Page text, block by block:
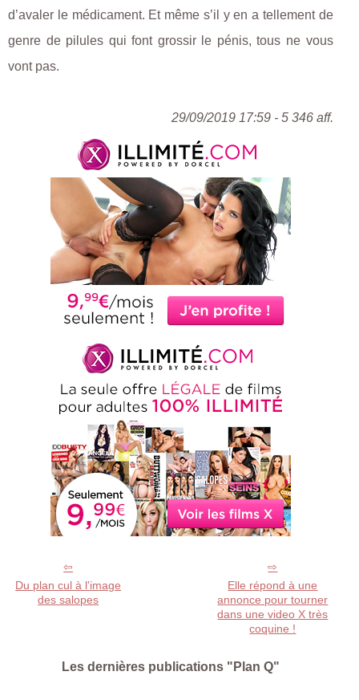
d’avaler le médicament. Et même s’il y en a tellement de
genre de pilules qui font grossir le pénis, tous ne vous
vont pas.
29/09/2019 17:59 - 5 346 aff.
Du plan cul à l'image
des salopes
Elle répond à une
annonce pour tourner
dans une video X très
coquine !
Les dernières publications "Plan Q"